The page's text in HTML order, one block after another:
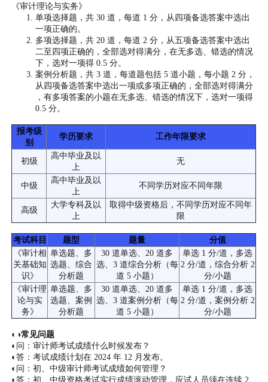
《审计理论与实务》
单项选择题，共 30 道，每道 1 分，从四项备选答案中选出
一项正确的。
多项选择题，共 20 道，每道 2 分，从五项备选答案中选出
二至四项正确的，全部选对得满分，在无多选、错选的情况
下，选对一项得 0.5 分。
案例分析题，共 3 道，每道题包括 5 道小题，每小题 2 分，
从四项备选答案中选出一项或多项正确的，全部选对得满分
，有多项答案的小题在无多选、错选的情况下，选对一项得
0.5 分。
报考级
别
学历要求 工作年限要求
初级
高中毕业及以
上
无
中级
高中毕业及以
上
不同学历对应不同年限
高级
大学专科及以
上
取得中级资格后，不同学历对应不同年
限
考试科目 题型 题量
分值
《审计相
关基础知
识》
单选题、多
选题、综合
分析题
30 道单选、20 道多
选、3 道综合分析（每
道 5 小题）
单选 1 分/道，多选
2 分/道，综合分析 2
分/小题
《审计理
论与实
务》
单选题、多
选题、案例
分析题
30 道单选、20 道多
选、3 道案例分析（每
道 5 小题）
单选 1 分/道，多选
2 分/道，案例分析 2
分/小题
◐◑常见问题
◐问：审计师考试成绩什么时候发布？
◐答：考试成绩计划在 2024 年 12 月发布。
◐问：初、中级审计师考试成绩如何管理？
◐答：初、中级资格考试实行成绩滚动管理，应试人员须在连续 2